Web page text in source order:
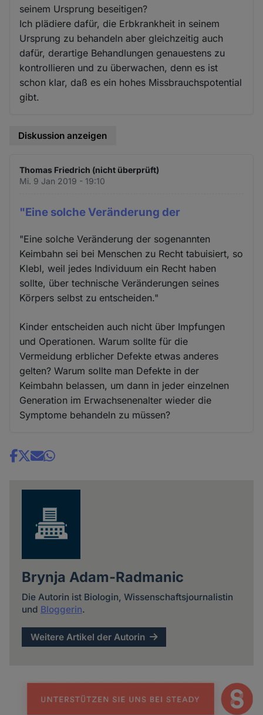
seinem Ursprung beseitigen?
Ich plädiere dafür, die Erbkrankheit in seinem
Ursprung zu behandeln aber gleichzeitig auch
dafür, derartige Behandlungen genauestens zu
kontrollieren und zu überwachen, denn es ist
schon klar, daß es ein hohes Missbrauchspotential
gibt.
Diskussion anzeigen
Thomas Friedrich (nicht überprüft)
Mi. 9 Jan 2019 - 19:10
"Eine solche Veränderung der
"Eine solche Veränderung der sogenannten
Keimbahn sei bei Menschen zu Recht tabuisiert, so
Klebl, weil jedes Individuum ein Recht haben
sollte, über technische Veränderungen seines
Körpers selbst zu entscheiden."
Kinder entscheiden auch nicht über Impfungen
und Operationen. Warum sollte für die
Vermeidung erblicher Defekte etwas anderes
gelten? Warum sollte man Defekte in der
Keimbahn belassen, um dann in jeder einzelnen
Generation im Erwachsenenalter wieder die
Symptome behandeln zu müssen?
Share
Brynja Adam-Radmanic
Die Autorin ist Biologin, Wissenschaftsjournalistin
und Bloggerin.
Weitere Artikel der Autorin